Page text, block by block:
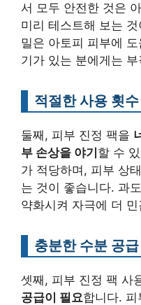
서 모두 안전한 것은
미리 테스트해 보는
밀은 아토피 피부에
기가 있는 분에게는
적절한 사용 횟수
둘째, 피부 진정 팩을
부 손상을 야기 할 수
가 적당하며, 피부 상
는 것이 좋습니다. 과
약화시켜 자극에 더
충분한 수분 공급
셋째, 피부 진정 팩 사
공급이 필요합니다.